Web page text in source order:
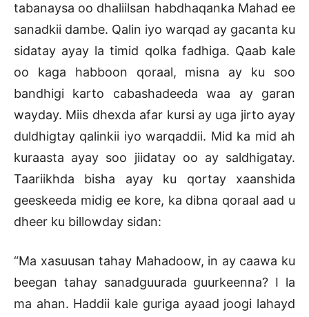
tabanaysa oo dhaliilsan habdhaqanka Mahad ee
sanadkii dambe. Qalin iyo warqad ay gacanta ku
sidatay ayay la timid qolka fadhiga. Qaab kale
oo kaga habboon qoraal, misna ay ku soo
bandhigi karto cabashadeeda waa ay garan
wayday. Miis dhexda afar kursi ay uga jirto ayay
duldhigtay qalinkii iyo warqaddii. Mid ka mid ah
kuraasta ayay soo jiidatay oo ay saldhigatay.
Taariikhda bisha ayay ku qortay xaanshida
geeskeeda midig ee kore, ka dibna qoraal aad u
dheer ku billowday sidan:
“Ma xasuusan tahay Mahadoow, in ay caawa ku
beegan tahay sanadguurada guurkeenna? I la
ma ahan. Haddii kale guriga ayaad joogi lahayd